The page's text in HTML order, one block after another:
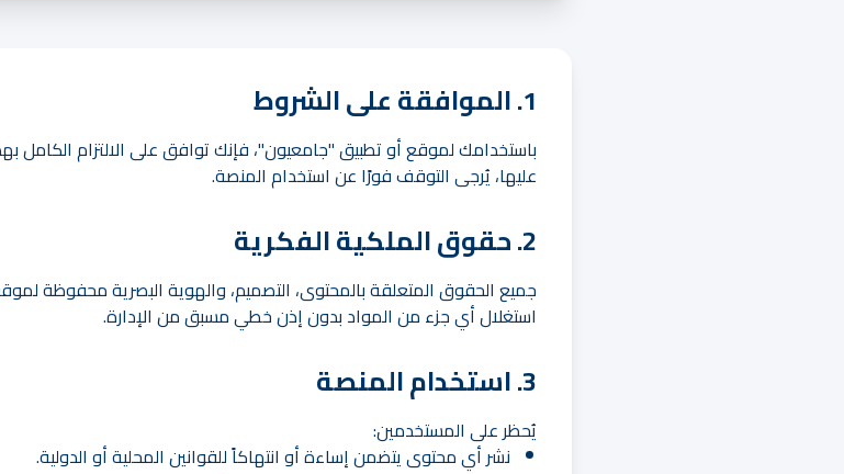
1. الموافقة على الشروط
باستخدامك لموقع أو تطبيق "جامعيون"، فإنك توافق على الالتزام الكامل
عليها، يُرجى التوقف فورًا عن استخدام المنصة.
2. حقوق الملكية الفكرية
جميع الحقوق المتعلقة بالمحتوى، التصميم، والهوية البصرية محفوظة
استغلال أي جزء من المواد بدون إذن خطي مسبق من الإدارة.
3. استخدام المنصة
يُحظر على المستخدمين:
نشر أي محتوى يتضمن إساءة أو انتهاكاً للقوانين المحلية أو الدولية.